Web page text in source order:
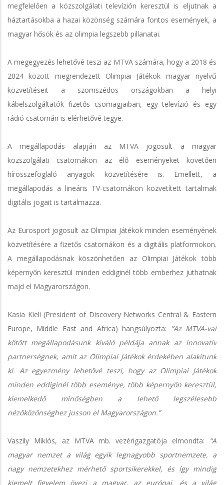
megfelelően a közszolgálati televízión keresztül is eljutnak a
háztartásokba a hazai közönség számára fontos események, a
magyar hősök és az olimpia legszebb pillanatai.
A megegyezés lehetővé teszi az MTVA számára, hogy a 2018 és
2024 között megrendezett Olimpiai Játékok magyar nyelvű
közvetítéseit a szomszédos országokban a helyi
kábelszolgáltatók fizetős csomagjaiban, egy televízió és egy
rádió csatornán is elérhetővé tegye.
A megállapodás alapján az MTVA jogosult a magyar
közszolgálati csatornákon az élő eseményeket követően
hírösszefoglaló anyagok közvetítésére is. Emellett, a
megállapodás a lineáris TV-csatornákon közvetített tartalmak
digitális jogait is tartalmazza.
Az Eurosport jogosult az Olimpiai Játékok minden eseményének
közvetítésére a fizetős csatornákon és a digitális platformokon.
A megállapodásnak köszönhetően az Olimpiai Játékok több
képernyőn keresztül minden eddiginél több emberhez juthatnak
majd el Magyarországon.
Kasia Kieli (President of Discovery Networks Central & Eastern
Europe, Middle East and Africa) hangsúlyozta:
”Az MTVA-val
kötött megállapodásunk kiváló példája annak az innovatív
partnerségnek, amit az Olimpiai Játékok érdekében alakítunk
ki. Az egyezmény lehetővé teszi, hogy az Olimpiai Játékok
minden eddiginél több eseménye, több képernyőn keresztül,
kiemelkedő minőségben a lehető legszélesebb
nézőközönséghez jusson el Magyarországon.”
Vaszily Miklós, az MTVA mb. vezérigazgatója elmondta:
“A
magyar nemzet a világ egyik legnagyobb sportnemzete, a
nagy nemzetekhez mérhető sportsikerekkel, és így mindig
kiemelt figyelem övezi a magyar, az európai, és a világ